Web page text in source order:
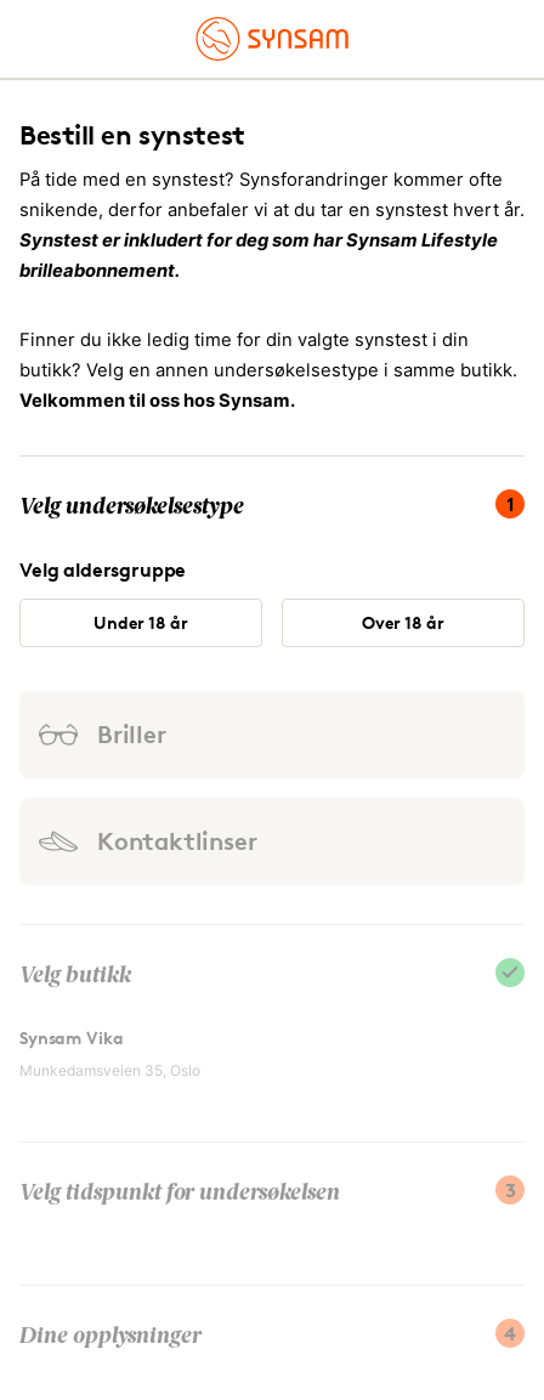
Bestill en synstest
På tide med en synstest? Synsforandringer kommer ofte
snikende, derfor anbefaler vi at du tar en synstest hvert år.
Synstest er inkludert for deg som har Synsam Lifestyle
brilleabonnement.
Finner du ikke ledig time for din valgte synstest i din
butikk? Velg en annen undersøkelsestype i samme butikk.
Velkommen til oss hos Synsam.
1
Velg undersøkelsestype
Velg aldersgruppe
Under 18 år Over 18 år
Briller
Kontaktlinser
Velg butikk
Synsam Vika
Munkedamsveien 35, Oslo
3
Velg tidspunkt for undersøkelsen
4
Dine opplysninger